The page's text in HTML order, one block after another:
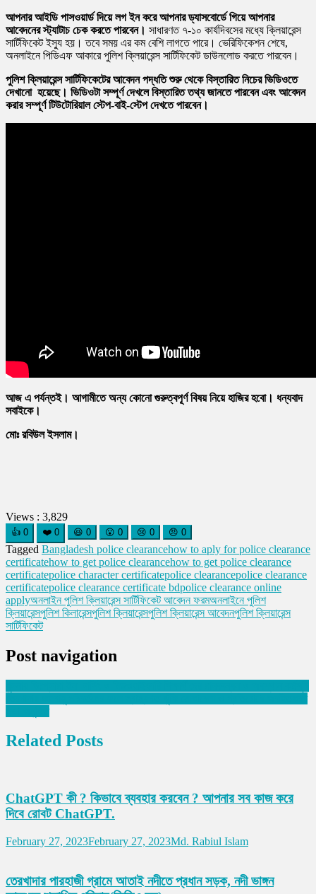
আপনার আইডি পাসওয়ার্ড দিয়ে লগ ইন করে আপনার ড্যাসবোর্ডে গিয়ে আপনার
আবেদনের স্ট্যাটাচ চেক করতে পারবেন। সাধারণত ৭-১০ কার্যদিবসের মধ্যে ক্লিয়ারেন্স
সার্টিফিকেট ইস্যু হয়। তবে সময় এর কম বেশি লাগতে পারে। ভেরিফিকেশন শেষে,
অনলাইনে পিডিএফ আকারে পুলিশ ক্লিয়ারেন্স সার্টিফিকেট ডাউনলোড করতে পারবেন।
পুলিশ ক্লিয়ারেন্স সার্টিফিকেটের আবেদন পদ্ধতি শুরু থেকে বিস্তারিত নিচের ভিডিওতে
দেখানো হয়েছে। ভিডিওটা সম্পূর্ণ দেখলে বিস্তারিত তথ্য জানতে পারবেন এবং আবেদন
করার সম্পূর্ণ টিউটোরিয়াল স্টেপ-বাই-স্টেপ দেখতে পারবেন।
আজ এ পর্যন্তই। আগামীতে অন্য কোনো গুরুত্বপূর্ণ বিষয় নিয়ে হাজির হবো। ধন্যবাদ
সবাইকে।
মোঃ রবিউল ইসলাম।
Views : 3,829
👍 0 ❤️ 0 😆 0 😮 0 😢 0 😠 0
Tagged Bangladesh police clearancehow to aply for police clearance
certificatehow to get police clearancehow to get police clearance
certificatepolice character certificatepolice clearancepolice clearance
certificatepolice clearance certificate bdpolice clearance online
applyঅনলাইন পুলিশ ক্লিয়ারেন্স সার্টিফিকেট আবেদন ফরমঅনলাইনে পুলিশ
ক্লিয়ারেন্সপুলিশ কিলারেন্সপুলিশ ক্লিয়ারেন্সপুলিশ ক্লিয়ারেন্স আবেদনপুলিশ ক্লিয়ারেন্স
সার্টিফিকেট
Post navigation
Related Posts
ChatGPT কী ? কিভাবে ব্যবহার করবেন ? আপনার সব কাজ করে
দিবে রোবট ChatGPT.
February 27, 2023February 27, 2023Md. Rabiul Islam
তেরখাদার পারহাজী গ্রামে আতাই নদীতে প্রধান সড়ক, নদী ভাঙ্গন